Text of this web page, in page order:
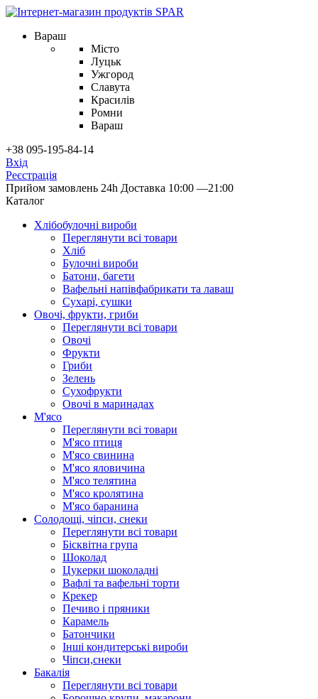
Вараш
Місто
Луцьк
Ужгород
Славута
Красилів
Ромни
Вараш
+38 095-195-84-14
Вхід
Реєстрація
Прийом замовлень 24h Доставка 10:00 —21:00
Каталог
Хлібобулочні вироби
Переглянути всі товари
Хліб
Булочні вироби
Батони, багети
Вафельні напівфабрикати та лаваш
Сухарі, сушки
Овочі, фрукти, гриби
Переглянути всі товари
Овочі
Фрукти
Гриби
Зелень
Сухофрукти
Овочі в маринадах
М'ясо
Переглянути всі товари
М'ясо птиця
М'ясо свинина
М'ясо яловичина
М'ясо телятина
М'ясо кролятина
М'ясо баранина
Солодощі, чіпси, снеки
Переглянути всі товари
Бісквітна група
Шоколад
Цукерки шоколадні
Вафлі та вафельні торти
Крекер
Печиво і пряники
Карамель
Батончики
Інші кондитерські вироби
Чіпси,снеки
Бакалія
Переглянути всі товари